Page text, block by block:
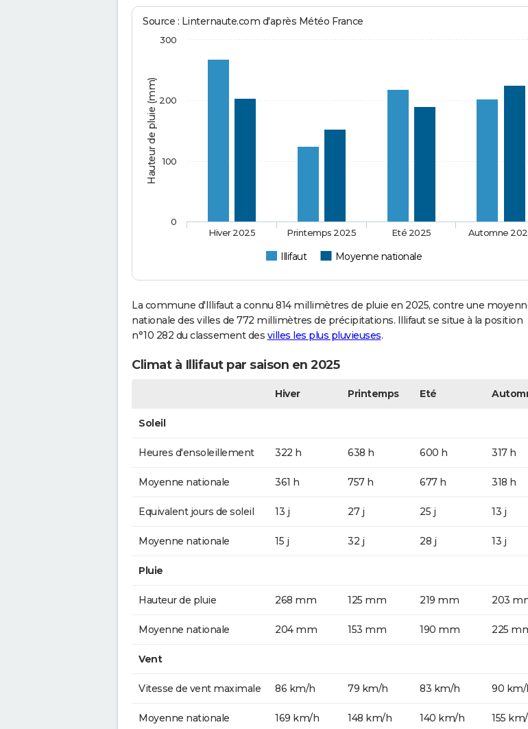
Hauteur de pluie (mm)
Source : Linternaute.com d'après Météo France
Illifaut Moyenne nationale
Hiver 2025 Printemps 2025 Eté 2025 Automne
0
100
200
300
La commune d'Illifaut a connu 814 millimètres de pluie en 2025, contre une
nationale des villes de 772 millimètres de précipitations. Illifaut se situe à la position
n°10 282 du classement des villes les plus pluvieuses.
Climat à Illifaut par saison en 2025
Hiver Printemps Eté
Soleil
Heures d'ensoleillement 322 h 638 h 600 h 317 h
Moyenne nationale 361 h 757 h 677 h 318 h
Equivalent jours de soleil 13 j 27 j 25 j 13 j
Moyenne nationale 15 j 32 j 28 j 13 j
Pluie
Hauteur de pluie 268 mm 125 mm 219 mm 203
Moyenne nationale 204 mm 153 mm 190 mm 225
Vent
Vitesse de vent maximale 86 km/h 79 km/h 83 km/h 90 km/
Moyenne nationale 169 km/h 148 km/h 140 km/h 155